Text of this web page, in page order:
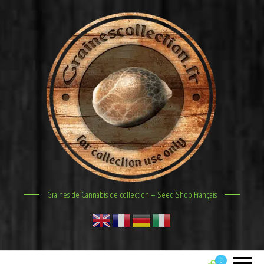
Graines de Cannabis de collection – Seed Shop Français
0